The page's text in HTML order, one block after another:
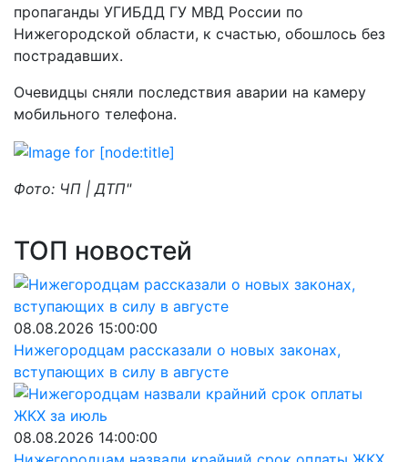
пропаганды УГИБДД ГУ МВД России по
Нижегородской области, к счастью, обошлось без
пострадавших.
Очевидцы сняли последствия аварии на камеру
мобильного телефона.
Фото: ЧП | ДТП"
ТОП новостей
08.08.2026 15:00:00
Нижегородцам рассказали о новых законах,
вступающих в силу в августе
08.08.2026 14:00:00